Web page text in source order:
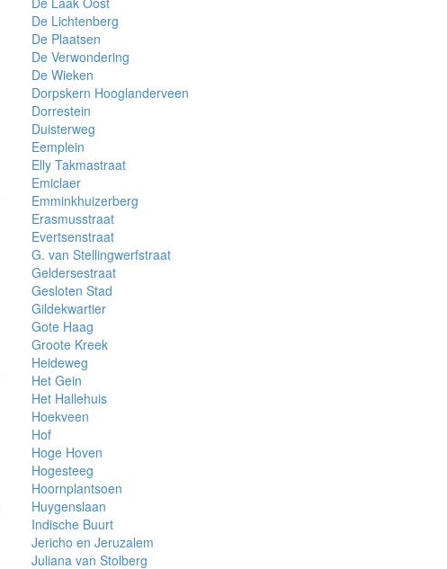
De Lichtenberg
De Plaatsen
De Verwondering
De Wieken
Dorpskern Hooglanderveen
Dorrestein
Duisterweg
Eemplein
Elly Takmastraat
Emiclaer
Emminkhuizerberg
Erasmusstraat
Evertsenstraat
G. van Stellingwerfstraat
Geldersestraat
Gesloten Stad
Gildekwartier
Gote Haag
Groote Kreek
Heideweg
Het Gein
Het Hallehuis
Hoekveen
Hof
Hoge Hoven
Hogesteeg
Hoornplantsoen
Huygenslaan
Indische Buurt
Jericho en Jeruzalem
Juliana van Stolberg